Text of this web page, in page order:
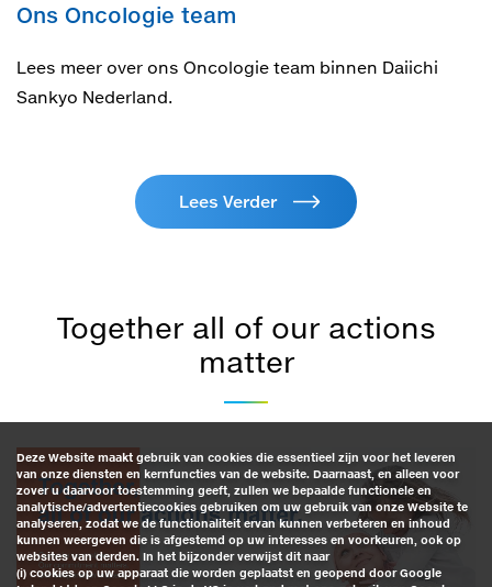
Ons Oncologie team
Lees meer over ons Oncologie team binnen Daiichi
Sankyo Nederland.
Lees Verder
Together all of our actions
matter
Deze Website maakt gebruik van cookies die essentieel zijn voor het leveren
van onze diensten en kernfuncties van de website. Daarnaast, en alleen voor
zover u daarvoor toestemming geeft, zullen we bepaalde functionele en
analytische/advertentiecookies gebruiken om uw gebruik van onze Website te
analyseren, zodat we de functionaliteit ervan kunnen verbeteren en inhoud
kunnen weergeven die is afgestemd op uw interesses en voorkeuren, ook op
websites van derden. In het bijzonder verwijst dit naar
(i) cookies op uw apparaat die worden geplaatst en geopend door Google